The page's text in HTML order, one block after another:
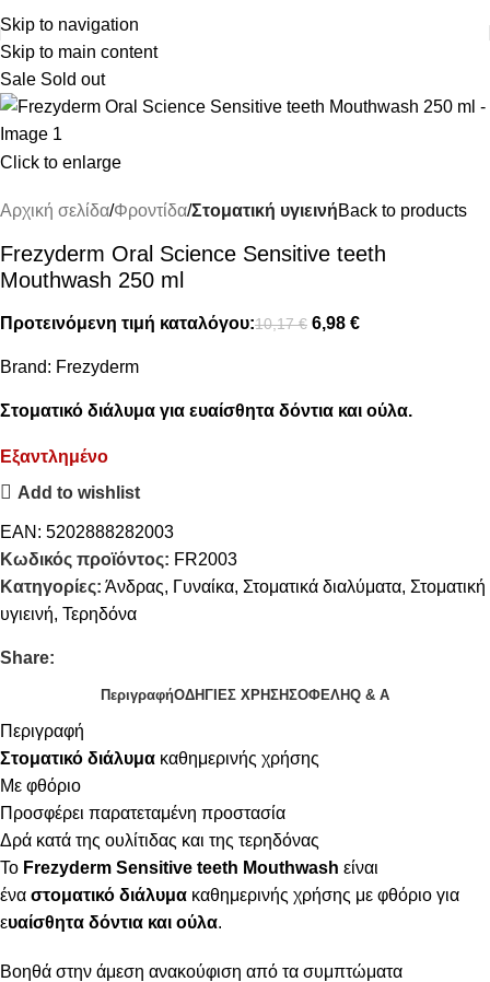
Skip to navigation
Skip to main content
ΔΩΡΕΑΝ ΜΕΤΑΦΟΡΙΚΑ ΑΝΩ ΤΩΝ 45€
Sale Sold out
Click to enlarge
Αρχική σελίδα Φροντίδα Στοματική υγιεινήBack to products
Frezyderm Oral Science Sensitive teeth
Mouthwash 250 ml
Προτεινόμενη τιμή καταλόγου:10,17€ 6,98 €
Brand: Frezyderm
Στοματικό διάλυμα για ευαίσθητα δόντια και ούλα.
Εξαντλημένο
Add to wishlist
EAN: 5202888282003
Κωδικός προϊόντος: FR2003
Κατηγορίες: Άνδρας, Γυναίκα, Στοματικά διαλύματα, Στοματική
υγιεινή, Τερηδόνα
Share:
ΠεριγραφήΟΔΗΓΙΕΣ ΧΡΗΣΗΣΟΦΕΛΗQ & A
Περιγραφή
Στοματικό διάλυμα καθημερινής χρήσης
Με φθόριο
Προσφέρει παρατεταμένη προστασία
Δρά κατά της ουλίτιδας και της τερηδόνας
To Frezyderm Sensitive teeth Mouthwash είναι
ένα στοματικό διάλυμα καθημερινής χρήσης με φθόριο για
ευαίσθητα δόντια και ούλα.
Βοηθά στην άμεση ανακούφιση από τα συμπτώματα